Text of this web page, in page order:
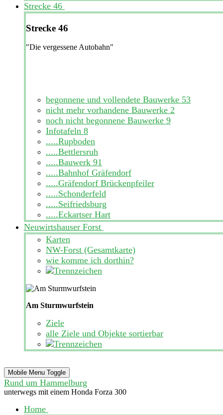
Strecke 46
Strecke 46
"Die vergessene Autobahn"
begonnene und vollendete Bauwerke 53
nicht mehr vorhandene Bauwerke 2
noch nicht begonnene Bauwerke 9
Infotafeln 8
.....Rupboden
.....Bettlersruh
.....Bauwerk 91
.....Bahnhof Gräfendorf
.....Gräfendorf Brückenpfeiler
.....Schonderfeld
.....Seifriedsburg
.....Eckartser Hart
Neuwirtshauser Forst
Karten
NW-Forst (Gesamtkarte)
wie komme ich dorthin?
Am Sturmwurfstein
Ziele
alle Ziele und Objekte sortierbar
Mobile Menu Toggle
Rund um Hammelburg
unterwegs mit einem Honda Forza 300
Home